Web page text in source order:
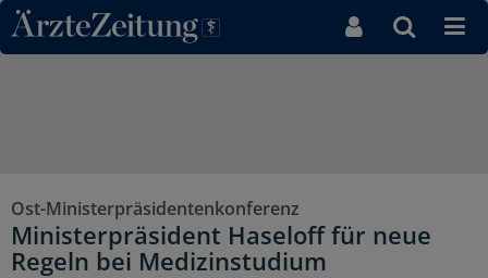
Direkt zum Inhaltsbereich
Ost-Ministerpräsidentenkonferenz
Ministerpräsident Haseloff für neue
Regeln bei Medizinstudium